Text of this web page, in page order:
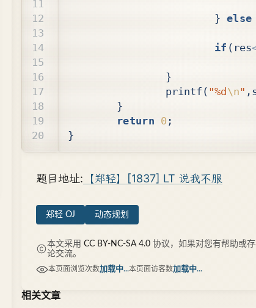
} else
if ( res
}
printf ( "%d \n" ,
}
return 0 ;
}
题目地址: 【郑轻】[1837] LT 说我不服
郑轻 OJ 动态规划
本文采用CC BY-NC-SA 4.0 协议，如果对您有帮助或
论交流。
本页面浏览次数加载中...本页面访客数加载中...
相关文章